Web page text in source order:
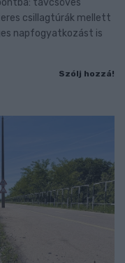
távcsöves
csillagtúrák mellett
napfogyatkozást is
Szólj hozzá!